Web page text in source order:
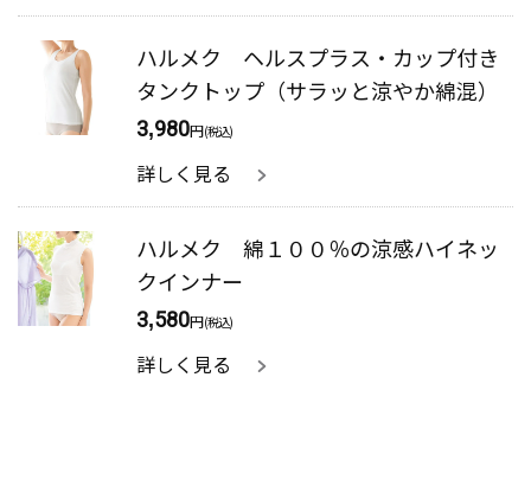
ハルメク ヘルスプラス・カップ付き
タンクトップ（サラッと涼やか綿混）
3,980円(税込)
詳しく見る
ハルメク 綿１００％の涼感ハイネッ
クインナー
3,580円(税込)
詳しく見る